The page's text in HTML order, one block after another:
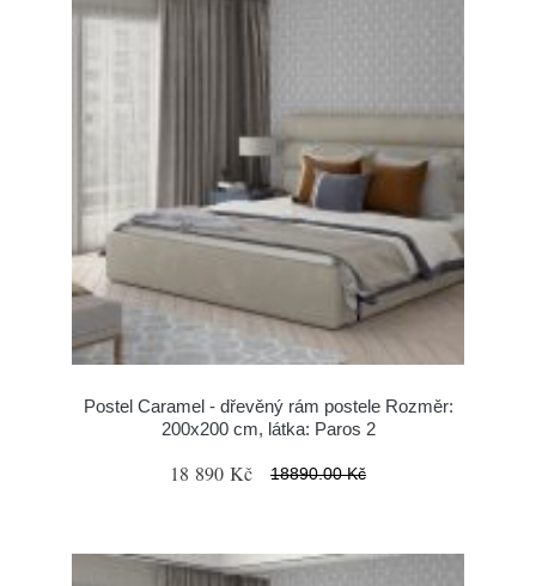
Postel Caramel - dřevěný rám postele Rozměr:
200x200 cm, látka: Paros 2
18 890 Kč 18890.00 Kč